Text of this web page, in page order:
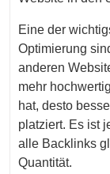
Eine der
Optimierung
anderen
mehr
hat, desto
platziert. Es ist
alle Backlinks
Quantität.